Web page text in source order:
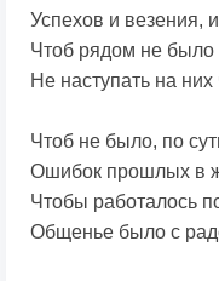
Успехов и везения,
Чтоб рядом не было
Не наступать на
Чтоб не было, по
Ошибок прошлых в
Чтобы работалось
Общенье было с